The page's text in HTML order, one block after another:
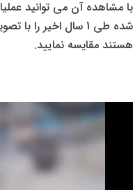
با مشاهده آن می توانید
شده طی 1 سال اخیر را
هستند مقایسه نمایید.